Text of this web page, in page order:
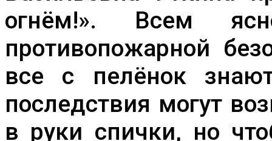
огнём!». Всем
противопожарной
все с пелёнок
последствия могут
в руки спички, но